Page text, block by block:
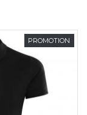
PROMOTION